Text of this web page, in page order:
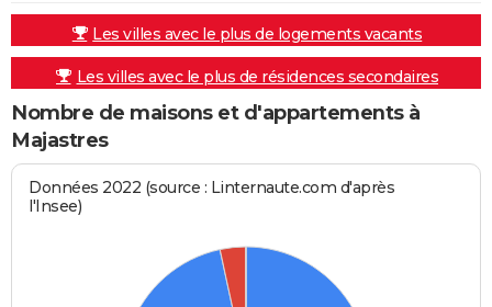
Les villes avec le plus de logements vacants
Les villes avec le plus de résidences secondaires
Nombre de maisons et d'appartements à
Majastres
Données 2022 (source : Linternaute.com d'après
l'Insee)